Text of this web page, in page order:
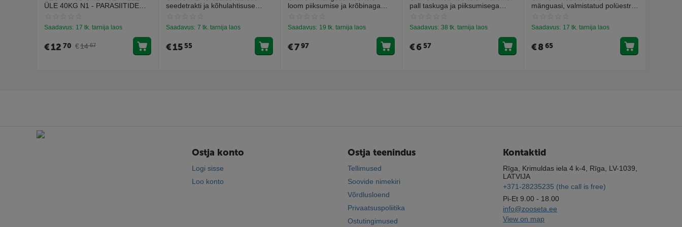
ÜLE 40KG N1 - PARASIITIDE
Saadavus: 17 tk. tarnija laos
€14 67
€12 70
seedetrakti ja kõhulahtisuse
Saadavus: 7 tk. tarnija laos
€1555
loom piiksumise ja krõbinaga
Saadavus: 19 tk. tarnija laos
€797
pall taskuga ja piiksumisega
Saadavus: 38 tk. tarnija laos
€657
mänguasi, valmistatud polüestrist
Saadavus: 17 tk. tarnija laos
€865
Ostja konto
Logi sisse
Loo konto
Ostja teenindus
Tellimused
Soovide nimekiri
Võrdlusloend
Privaatsuspoliitika
Ostutingimused
Kontaktid
Rīga, Krimuldas iela 4 k-4, Rīga, LV-1039,
LATVIJA
+371-28235235 (the call is free)
Pi-Et 9.00 - 18.00
info@zooseta.ee
View on map